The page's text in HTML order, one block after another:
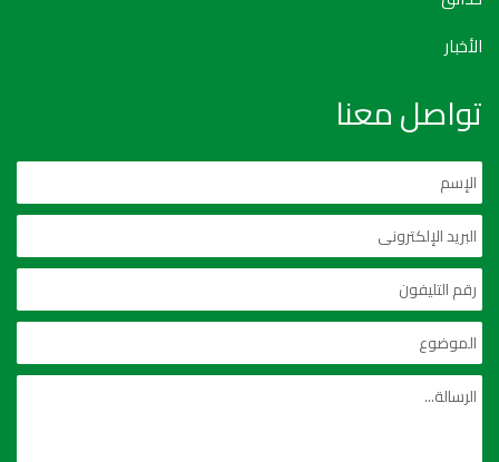
الأخبار
تواصل معنا